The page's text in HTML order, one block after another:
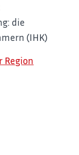
die
(IHK)
Region